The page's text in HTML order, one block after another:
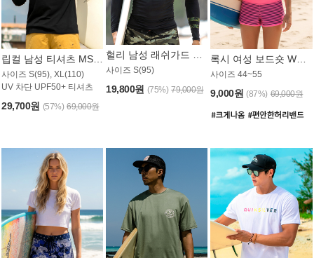
사이즈 S(95), XL(110)
UV 차단 UPF50+ 티셔츠
29,700원 (57%) 69,000원
사이즈 S(95)
19,800원 (75%) 79,000원
사이즈 44~55
9,000원 (87%) 69,000원